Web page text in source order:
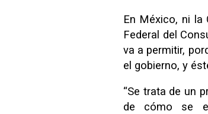
En México, ni la
Federal del
va a permitir,
el gobierno, y
“Se trata de un
de cómo se